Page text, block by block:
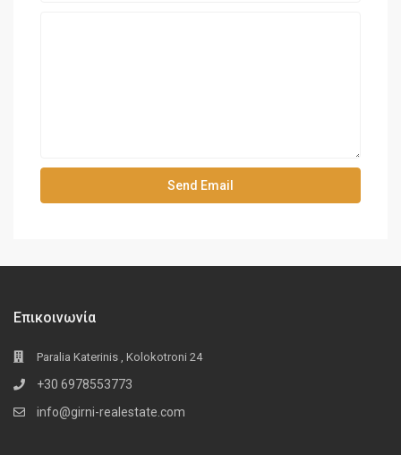
Επικοινωνία
Paralia Katerinis , Kolokotroni 24
+30 6978553773
info@girni-realestate.com